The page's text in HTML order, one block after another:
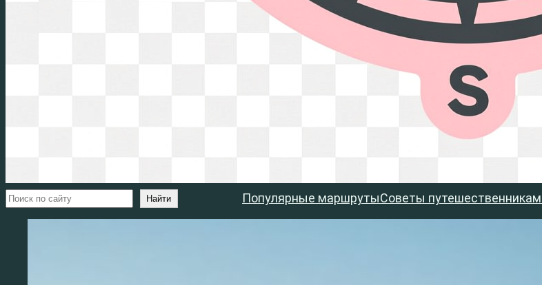
Поиск Найти Популярные маршрутыСоветы путешественникам